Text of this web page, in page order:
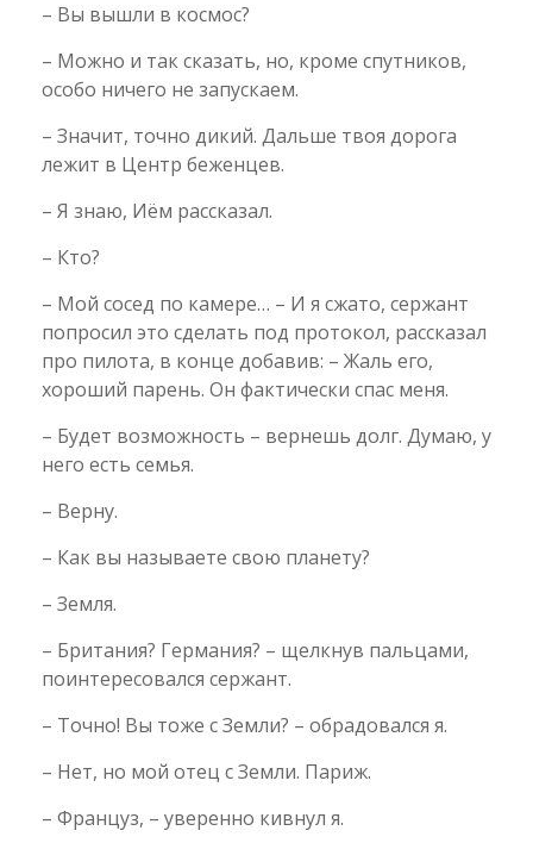
– Вы вышли в космос?
– Можно и так сказать, но, кроме спутников,
особо ничего не запускаем.
– Значит, точно дикий. Дальше твоя дорога
лежит в Центр беженцев.
– Я знаю, Иём рассказал.
– Кто?
– Мой сосед по камере… – И я сжато, сержант
попросил это сделать под протокол, рассказал
про пилота, в конце добавив: – Жаль его,
хороший парень. Он фактически спас меня.
– Будет возможность – вернешь долг. Думаю, у
него есть семья.
– Верну.
– Как вы называете свою планету?
– Земля.
– Британия? Германия? – щелкнув пальцами,
поинтересовался сержант.
– Точно! Вы тоже с Земли? – обрадовался я.
– Нет, но мой отец с Земли. Париж.
– Француз, – уверенно кивнул я.